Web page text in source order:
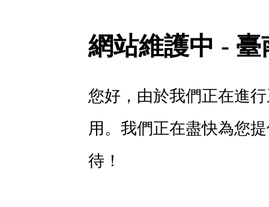
網站維護中 -
您好，由於我們正在進
用。我們正在盡快為您
待！